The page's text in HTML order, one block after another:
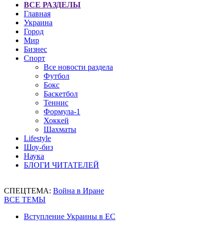
ВСЕ РАЗДЕЛЫ
Главная
Украина
Город
Мир
Бизнес
Спорт
Все новости раздела
Футбол
Бокс
Баскетбол
Теннис
Формула-1
Хоккей
Шахматы
Lifestyle
Шоу-биз
Наука
БЛОГИ ЧИТАТЕЛЕЙ
СПЕЦТЕМА: Война в Иране
ВСЕ ТЕМЫ
Вступление Украины в ЕС